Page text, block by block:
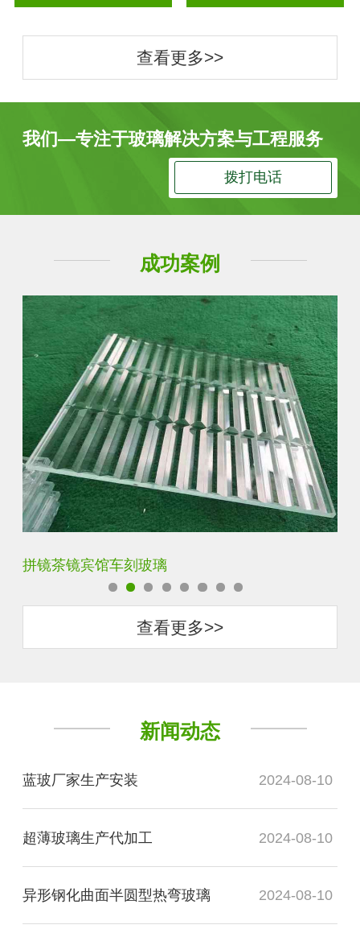
查看更多>>
我们—专注于玻璃解决方案与工程服务
拨打电话
成功案例
拼镜茶镜宾馆车刻玻璃
查看更多>>
新闻动态
蓝玻厂家生产安装 2024-08-10
超薄玻璃生产代加工 2024-08-10
异形钢化曲面半圆型热弯玻璃 2024-08-10